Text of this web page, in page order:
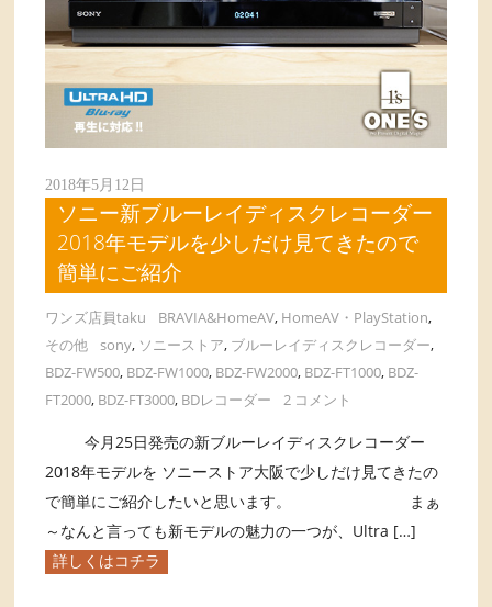
2018年5月12日
ソニー新ブルーレイディスクレコーダー
2018年モデルを少しだけ見てきたので
簡単にご紹介
ワンズ店員taku BRAVIA&HomeAV, HomeAV・PlayStation,
その他
sony, ソニーストア, ブルーレイディスクレコーダー,
BDZ-FW500, BDZ-FW1000, BDZ-FW2000, BDZ-FT1000, BDZ-
FT2000, BDZ-FT3000, BDレコーダー 2 コメント
今月25日発売の新ブルーレイディスクレコーダー
2018年モデルを ソニーストア大阪で少しだけ見てきたの
で簡単にご紹介したいと思います。 まぁ
～なんと言っても新モデルの魅力の一つが、Ultra […]
詳しくはコチラ